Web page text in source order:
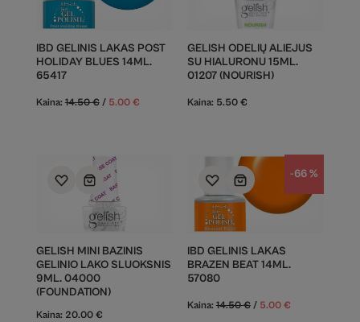
IBD GELINIS LAKAS POST
HOLIDAY BLUES 14ML.
65417
Kaina: 14.50€ / 5.00 €
GELISH ODELIŲ ALIEJUS
SU HIALURONU 15ML.
01207 (NOURISH)
Kaina: 5.50 €
GELISH MINI BAZINIS
GELINIO LAKO SLUOKSNIS
9ML. 04000
(FOUNDATION)
Kaina: 20.00 €
-66 %
IBD GELINIS LAKAS
BRAZEN BEAT 14ML.
57080
Kaina:14.50€ / 5.00 €